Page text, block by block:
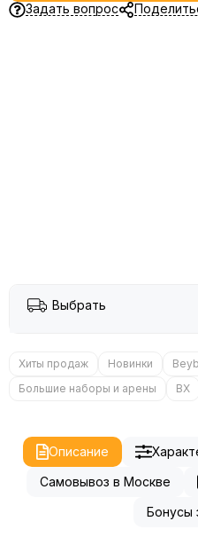
Задать вопрос
Выбрать
Хиты продаж Новинки
Большие наборы и арены
BX
Описание
Самовывоз в Москве
Бонусы